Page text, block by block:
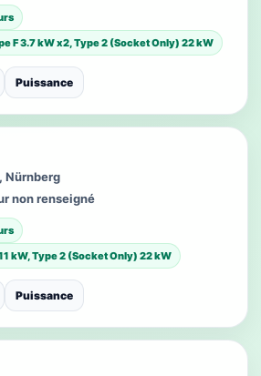
F 3.7 kW x2, Type 2 (Socket Only) 22 kW
Puissance
Nürnberg
non renseigné
kW, Type 2 (Socket Only) 22 kW
Puissance